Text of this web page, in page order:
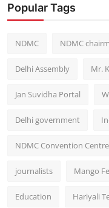
Popular Tags
NDMC NDMC
Delhi Assembly Mr.
Jan Suvidha Portal
Delhi government
NDMC Convention Centre
journalists Mango
Education Hariyali